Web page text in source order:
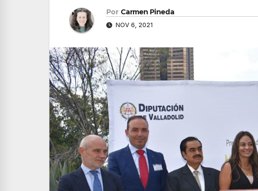
Por Carmen Pineda
NOV 6, 2021